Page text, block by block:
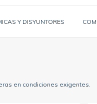
Y DISYUNTORES
en condiciones exigentes.